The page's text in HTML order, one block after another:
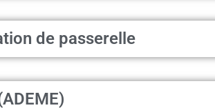
de passerelle